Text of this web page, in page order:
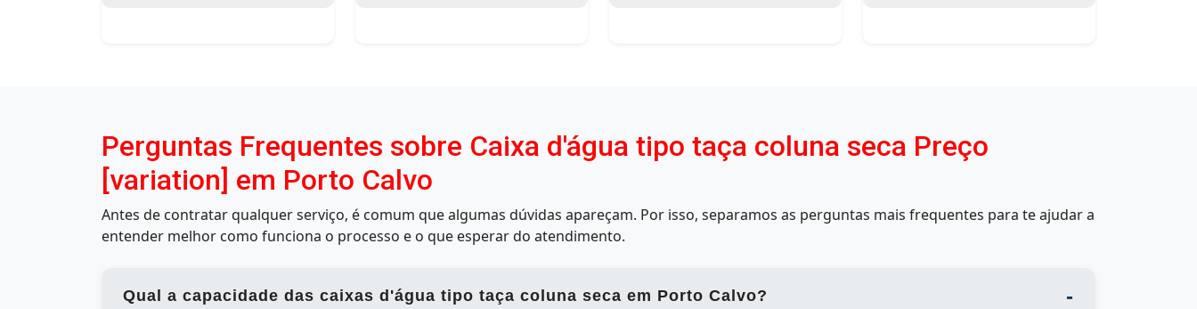
Perguntas Frequentes sobre Caixa d'água tipo taça coluna seca Preço
[variation] em Porto Calvo
Antes de contratar qualquer serviço, é comum que algumas dúvidas apareçam. Por isso, separamos as perguntas mais frequentes para te ajudar a
entender melhor como funciona o processo e o que esperar do atendimento.
Qual a capacidade das caixas d'água tipo taça coluna seca em Porto Calvo?